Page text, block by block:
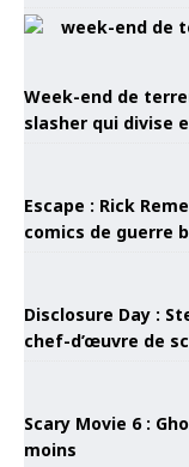
Week-end de
slasher qui divise
Escape : Rick
comics de guerre
Disclosure Day :
chef-d’œuvre de
Scary Movie 6 :
moins